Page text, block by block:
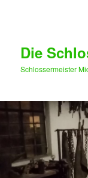
Die
Schlossermeister